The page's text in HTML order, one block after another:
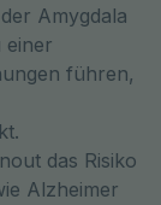
Amygdala
einer
führen,
das Risiko
Alzheimer